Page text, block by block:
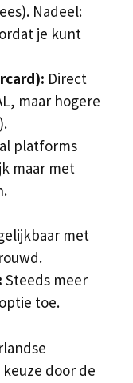
Nadeel:
je kunt
Direct
maar hogere
platforms
maar met
met
Steeds meer
toe.
door de